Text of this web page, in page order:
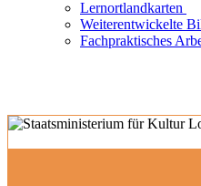
Lernortlandkarten
Weiterentwickelte
Fachpraktisches